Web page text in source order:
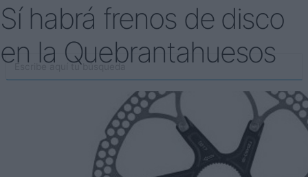
Sí habrá frenos de disco
en la Quebrantahuesos